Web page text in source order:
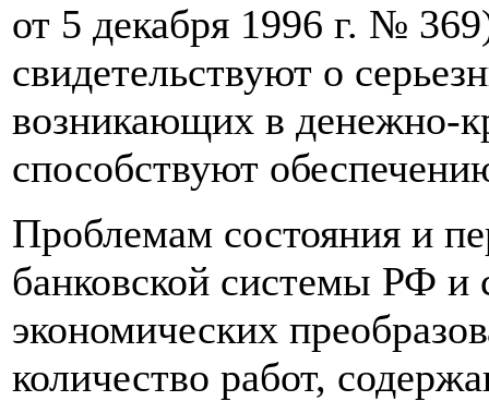
от 5 декабря 1996 г. №
свидетельствуют о
возникающих в денежно-
способствуют
Проблемам состояния и
банковской системы РФ и
экономических
количество работ,